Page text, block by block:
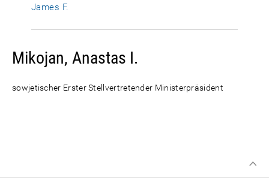
James F.
Mikojan, Anastas I.
sowjetischer Erster Stellvertretender Ministerpräsident